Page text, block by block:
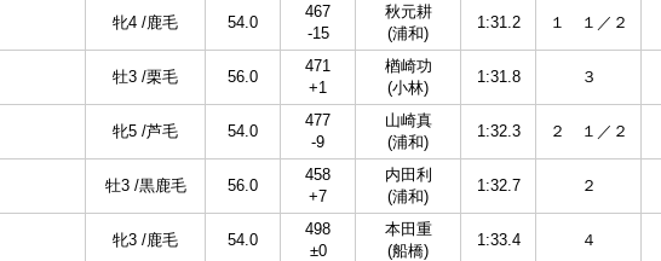
牝4 /鹿毛 54.0
467
-15
秋元耕
(浦和)
1:31.2 １ １／２
牡3 /栗毛 56.0
471
+1
楢崎功
(小林)
1:31.8 ３
牝5 /芦毛 54.0
477
-9
山崎真
(浦和)
1:32.3 ２ １／２
牡3 /黒鹿毛 56.0
458
+7
内田利
(浦和)
1:32.7 ２
牝3 /鹿毛 54.0
498
±0
本田重
(船橋)
1:33.4 ４